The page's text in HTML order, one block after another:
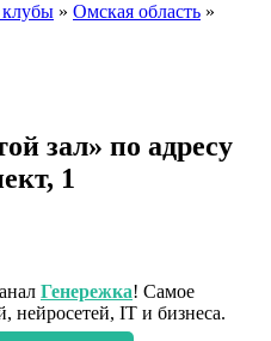
» Омская область »
зал» по адресу
1
Генережка! Самое
нейросетей, IT и бизнеса.